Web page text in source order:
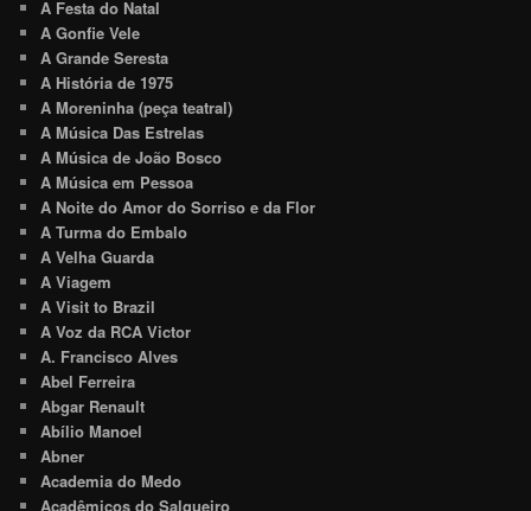
A Festa do Natal
A Gonfie Vele
A Grande Seresta
A História de 1975
A Moreninha (peça teatral)
A Música Das Estrelas
A Música de João Bosco
A Música em Pessoa
A Noite do Amor do Sorriso e da Flor
A Turma do Embalo
A Velha Guarda
A Viagem
A Visit to Brazil
A Voz da RCA Victor
A. Francisco Alves
Abel Ferreira
Abgar Renault
Abílio Manoel
Abner
Academia do Medo
Acadêmicos do Salgueiro